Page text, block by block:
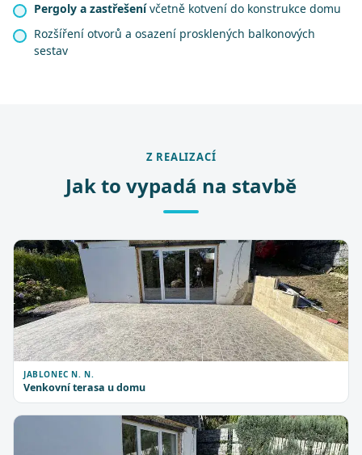
Pergoly a zastřešenívčetně kotvení do konstrukce domu
Rozšíření otvorů a osazení prosklených balkonových
sestav
Z REALIZACÍ
Jak to vypadá na stavbě
JABLONEC N. N.
Venkovní terasa u domu